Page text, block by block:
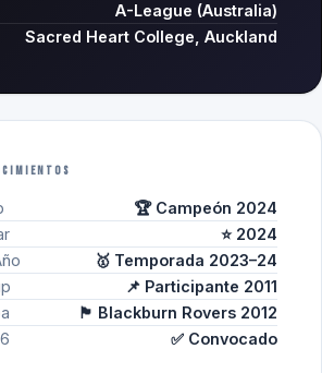
A-League (Australia)
Sacred Heart College, Auckland
🏆 Campeón 2024
⭐ 2024
🥇 Temporada 2023–24
📌 Participante 2011
🏴󠁧󠁢󠁥󠁮󠁧󠁿 Blackburn Rovers 2012
✅ Convocado